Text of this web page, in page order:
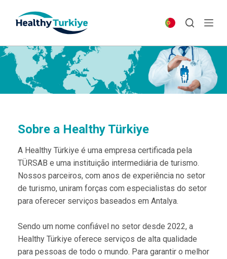
p
Sobre a Healthy Türkiye
A Healthy Türkiye é uma empresa certificada pela
TÜRSAB e uma instituição intermediária de turismo.
Nossos parceiros, com anos de experiência no setor
de turismo, uniram forças com especialistas do setor
para oferecer serviços baseados em Antalya.
Sendo um nome confiável no setor desde 2022, a
Healthy Türkiye oferece serviços de alta qualidade
para pessoas de todo o mundo. Para garantir o melhor